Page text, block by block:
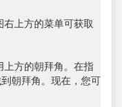
上方的菜单可获取
方的朝拜角。在指
朝拜角。现在，您可